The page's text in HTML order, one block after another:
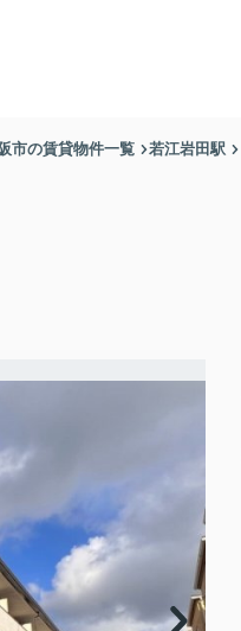
市の賃貸物件一覧 若江岩田駅